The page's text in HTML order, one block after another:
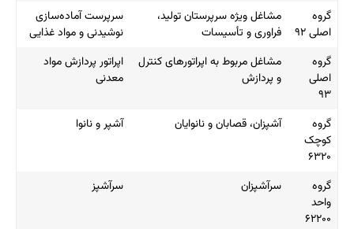
گروه
اصلی ۹۲
مشاغل ویژه سرپرستان تولید،
فراوری و تأسیسات
سرپرست آماده‌سازی
نوشیدنی و مواد غذایی
گروه
اصلی
۹۳
مشاغل مربوط به اپراتورهای کنترل
و پردازش
اپراتور پردازش مواد
معدنی
گروه
کوچک
۶۳۲۰
آشپزان، قصابان و نانوایان آشپر و نانوا
گروه
واحد
۶۲۲۰۰
سرآشپزان سرآشپز